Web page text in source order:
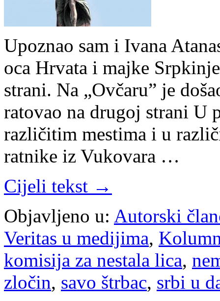
Upoznao sam i Ivana
oca Hrvata i majke
strani. Na „Ovčaru” je
ratovao na drugoj strani U
različitim mestima i u
ratnike iz Vukovara …
Cijeli tekst →
Objavljeno u: Autorski
Veritas u medijima,
komisija za nestala lica,
zločin, savo štrbac, srbi u